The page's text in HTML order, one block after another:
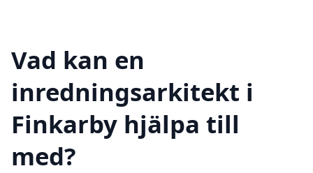
Vad kan en
inredningsarkitekt i
Finkarby hjälpa till
med?